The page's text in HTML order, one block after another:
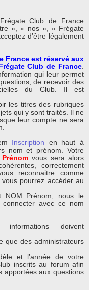
Club de France
», « nos », « Frégate
d’être légalement
France est réservé aux
Club de France
qui leur permet
de recevoir des
du Club. Il est
les titres des rubriques
qui y sont traités. Il ne
leur compte ne sera
Inscription en haut à
nom et prénom. Votre
Prénomvous sera alors
correctement
reconnaitre comme
pourrez accéder au
Prénom, nous le
avec ce nom
doivent
que des administrateurs
et l’année de votre
inscrits au forum afin
apportées aux questions